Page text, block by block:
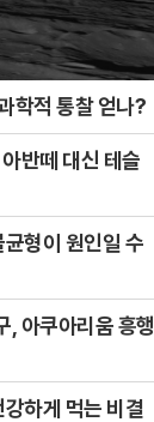
학적 통찰 얻나?
반떼 대신 테슬
형이 원인일 수
아쿠아리움 흥행
하게 먹는 비결